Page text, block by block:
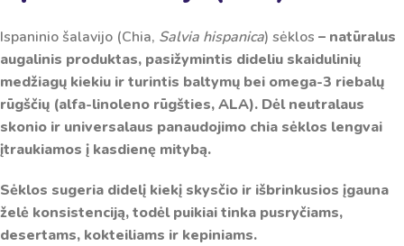
Ispaninio šalavijo (Chia, Salvia hispanica) sėklos – natūralus
augalinis produktas, pasižymintis dideliu skaidulinių
medžiagų kiekiu ir turintis baltymų bei omega-3 riebalų
rūgščių (alfa-linoleno rūgšties, ALA). Dėl neutralaus
skonio ir universalaus panaudojimo chia sėklos lengvai
įtraukiamos į kasdienę mitybą.
Sėklos sugeria didelį kiekį skysčio ir išbrinkusios įgauna
želė konsistenciją, todėl puikiai tinka pusryčiams,
desertams, kokteiliams ir kepiniams.